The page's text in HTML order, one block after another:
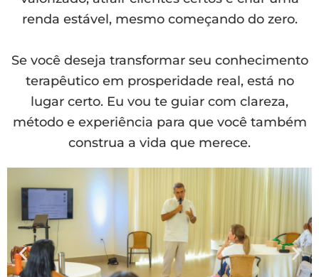
renda estável, mesmo começando do zero.
Se você deseja transformar seu conhecimento
terapêutico em prosperidade real, está no
lugar certo. Eu vou te guiar com clareza,
método e experiência para que você também
construa a vida que merece.